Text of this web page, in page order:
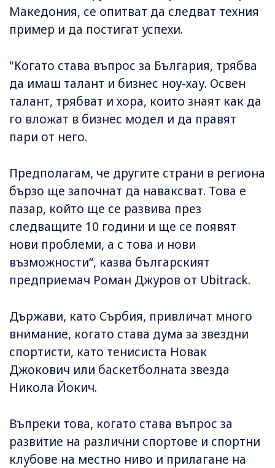
Македония, се опитват да следват техния
пример и да постигат успехи.
"Когато става въпрос за България, трябва
да имаш талант и бизнес ноу-хау. Освен
талант, трябват и хора, които знаят как да
го вложат в бизнес модел и да правят
пари от него.
Предполагам, че другите страни в региона
бързо ще започнат да наваксват. Това е
пазар, който ще се развива през
следващите 10 години и ще се появят
нови проблеми, а с това и нови
възможности“, казва българският
предприемач Роман Джуров от Ubitrack.
Държави, като Сърбия, привличат много
внимание, когато става дума за звездни
спортисти, като тенисиста Новак
Джокович или баскетболната звезда
Никола Йокич.
Въпреки това, когато става въпрос за
развитие на различни спортове и спортни
клубове на местно ниво и прилагане на